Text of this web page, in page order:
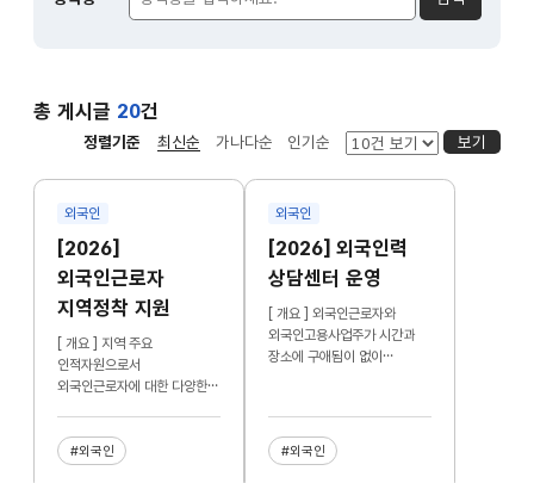
총 게시글 20건
정렬기준 최신순 가나다순 인기순 보기
외국인
[2026]
외국인근로자
지역정착 지원
[ 개요 ] 지역 주요
인적자원으로서
외국인근로자에 대한 다양한
있도록 지원시설 설치·
#외국인
외국인
[2026] 외국인력
상담센터 운영
[ 개요 ] 외국인근로자와
외국인고용사업주가 시간과
장소에 구애됨이 없이
#외국인